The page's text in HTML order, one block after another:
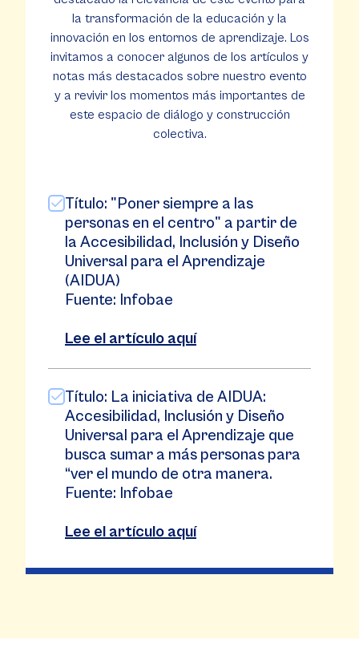
la transformación de la educación y la
innovación en los entornos de aprendizaje. Los
invitamos a conocer algunos de los artículos y
notas más destacados sobre nuestro evento
y a revivir los momentos más importantes de
este espacio de diálogo y construcción
colectiva.
Título: "Poner siempre a las
personas en el centro" a partir de
la Accesibilidad, Inclusión y Diseño
Universal para el Aprendizaje
(AIDUA)
Fuente: Infobae
Lee el artículo aquí
Título: La iniciativa de AIDUA:
Accesibilidad, Inclusión y Diseño
Universal para el Aprendizaje que
busca sumar a más personas para
“ver el mundo de otra manera.
Fuente: Infobae
Lee el artículo aquí